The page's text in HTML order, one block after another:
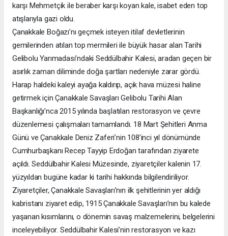
karşı Mehmetçik ile beraber karşı koyan kale, isabet eden top
atışlarıyla gazi oldu.
Çanakkale Boğazı’nı geçmek isteyen itilaf devletlerinin
gemilerinden atılan top mermileri ile büyük hasar alan Tarihi
Gelibolu Yarımadası’ndaki Seddülbahir Kalesi, aradan geçen bir
asırlık zaman diliminde doğa şartları nedeniyle zarar gördü.
Harap haldeki kaleyi ayağa kaldırıp, açık hava müzesi haline
getirmek için Çanakkale Savaşları Gelibolu Tarihi Alan
Başkanlığı’nca 2015 yılında başlatılan restorasyon ve çevre
düzenlemesi çalışmaları tamamlandı. 18 Mart Şehitleri Anma
Günü ve Çanakkale Deniz Zaferi’nin 108’inci yıl dönümünde
Cumhurbaşkanı Recep Tayyip Erdoğan tarafından ziyarete
açıldı. Seddülbahir Kalesi Müzesinde, ziyaretçiler kalenin 17.
yüzyıldan bugüne kadar ki tarihi hakkında bilgilendiriliyor.
Ziyaretçiler, Çanakkale Savaşları’nın ilk şehitlerinin yer aldığı
kabristanı ziyaret edip, 1915 Çanakkale Savaşları’nın bu kalede
yaşanan kısımlarını, o dönemin savaş malzemelerini, belgelerini
inceleyebiliyor. Seddülbahir Kalesi’nin restorasyon ve kazı